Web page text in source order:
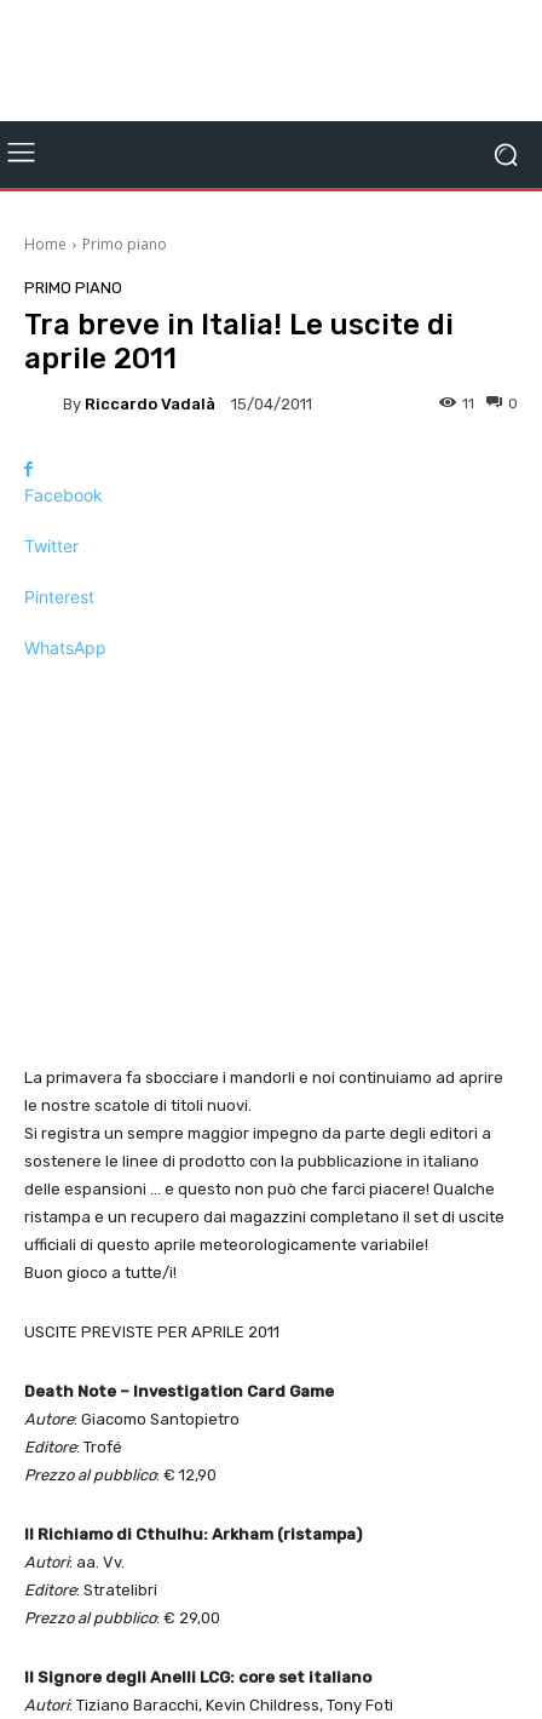
Home Primo piano
PRIMO PIANO
Tra breve in Italia! Le uscite di
aprile 2011
By Riccardo Vadalà 15/04/2011 0
11
Facebook
Twitter
Pinterest
WhatsApp
La primavera fa sbocciare i mandorli e noi continuiamo ad aprire
le nostre scatole di titoli nuovi.
Si registra un sempre maggior impegno da parte degli editori a
sostenere le linee di prodotto con la pubblicazione in italiano
delle espansioni … e questo non può che farci piacere! Qualche
ristampa e un recupero dai magazzini completano il set di uscite
ufficiali di questo aprile meteorologicamente variabile!
Buon gioco a tutte/i!
USCITE PREVISTE PER APRILE 2011
Death Note – Investigation Card Game
Autore: Giacomo Santopietro
Editore: Trofé
Prezzo al pubblico: € 12,90
Il Richiamo di Cthulhu: Arkham (ristampa)
Autori: aa. Vv.
Editore: Stratelibri
Prezzo al pubblico: € 29,00
Il Signore degli Anelli LCG: core set italiano
Autori: Tiziano Baracchi, Kevin Childress, Tony Foti